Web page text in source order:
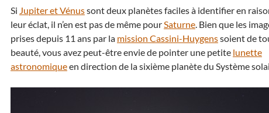
Si Jupiter et Vénussont deux planètes faciles à identifier en
leur éclat, il n’en est pas de même pourSaturne. Bien que les
prises depuis 11 ans par la mission Cassini-Huygenssoient de
beauté, vous avez peut-être envie de pointer une petite lunette
astronomiqueen direction de la sixième planète du Système